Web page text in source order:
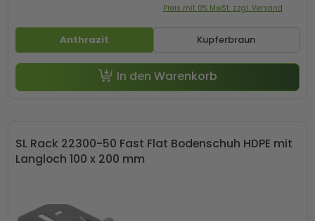
Anthrazit Kupferbraun
Preis mit 0% MwSt. zzgl. Versand
In den Warenkorb
SL Rack 22300-50 Fast Flat Bodenschuh HDPE mit
Langloch 100 x 200 mm